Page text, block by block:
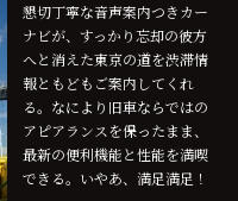
懇切丁寧な音声案内つきカー
ナビが、すっかり忘却の彼方
へと消えた東京の道を渋滞情
報ともどもご案内してくれ
る。なにより旧車ならではの
アピアランスを保ったまま、
最新の便利機能と性能を満喫
できる。いやあ、満足満足！